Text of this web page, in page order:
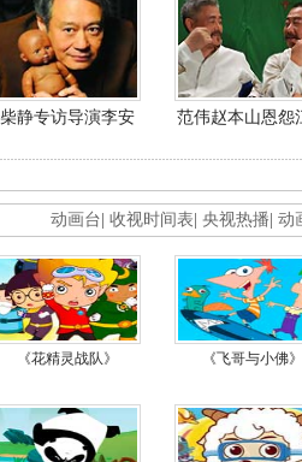
柴静专访导演李安 范伟赵本山恩怨
动画台 收视时间表 央视热播 动
《花精灵战队》 《飞哥与小佛》